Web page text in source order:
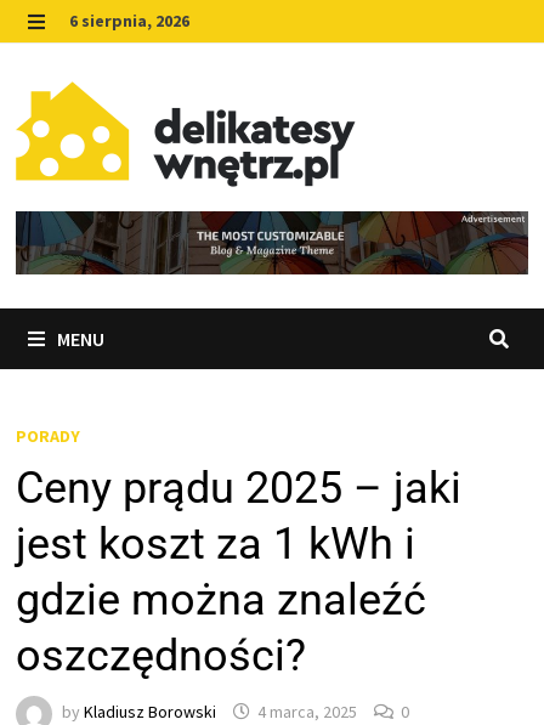
Skip
to
content
MENU
6 sierpnia, 2026
MENU
PORADY
Ceny prądu 2025 – jaki
jest koszt za 1 kWh i
gdzie można znaleźć
oszczędności?
byKladiusz Borowski 4 marca, 2025 0